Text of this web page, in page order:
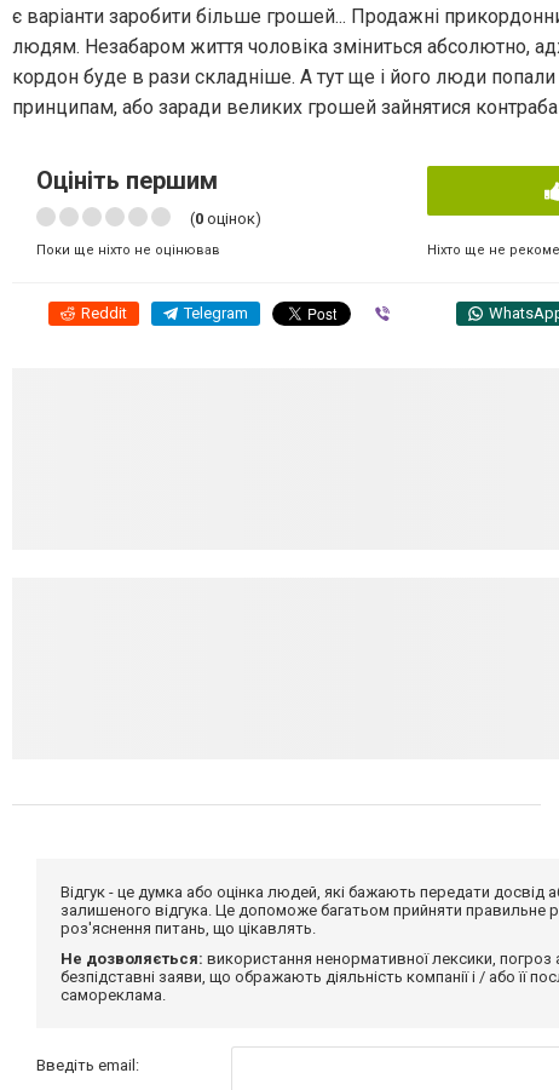
є варіанти заробити більше грошей... Продажні
людям. Незабаром життя чоловіка зміниться абсолютно,
кордон буде в рази складніше. А тут ще і його люди
принципам, або заради великих грошей зайнятися
Оцініть першим
(0 оцінок)
Поки ще ніхто не оцінював Ніхто ще не
Reddit Telegram
Відгук - це думка або оцінка людей, які бажають передати
залишеного відгука. Це допоможе багатьом прийняти правильне
роз'яснення питань, що цікавлять.
Не дозволяється: використання ненормативної лексики,
безпідставні заяви, що ображають діяльність компанії і / або її
самореклама.
Введіть email: